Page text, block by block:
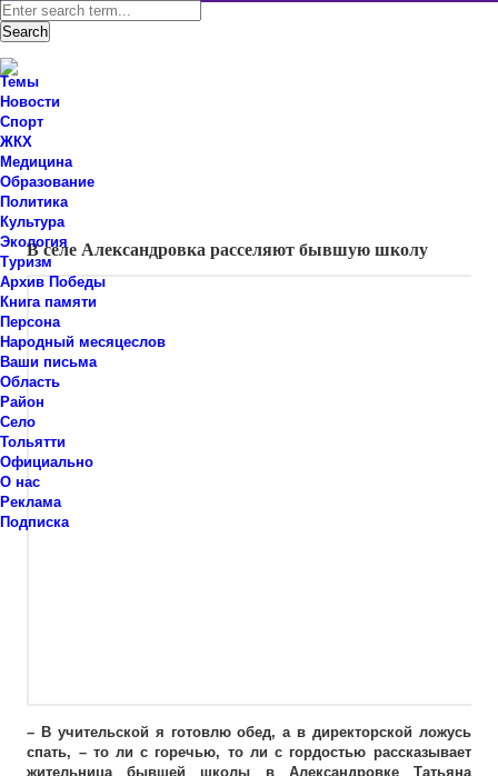
В селе Александровка расселяют бывшую школу
– В учительской я готовлю обед, а в директорской ложусь
спать, – то ли с горечью, то ли с гордостью рассказывает
жительница бывшей школы в Александровке Татьяна
Темы
Новости
Спорт
ЖКХ
Медицина
Образование
Политика
Культура
Экология
Туризм
Архив Победы
Книга памяти
Персона
Народный месяцеслов
Ваши письма
Область
Район
Село
Тольятти
Официально
О нас
Реклама
Подписка